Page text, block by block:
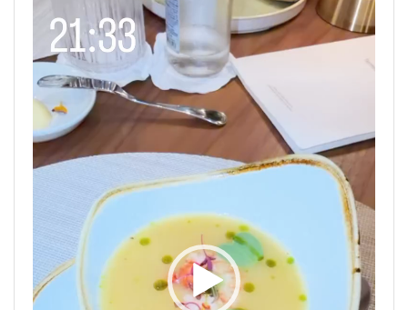
vídeo